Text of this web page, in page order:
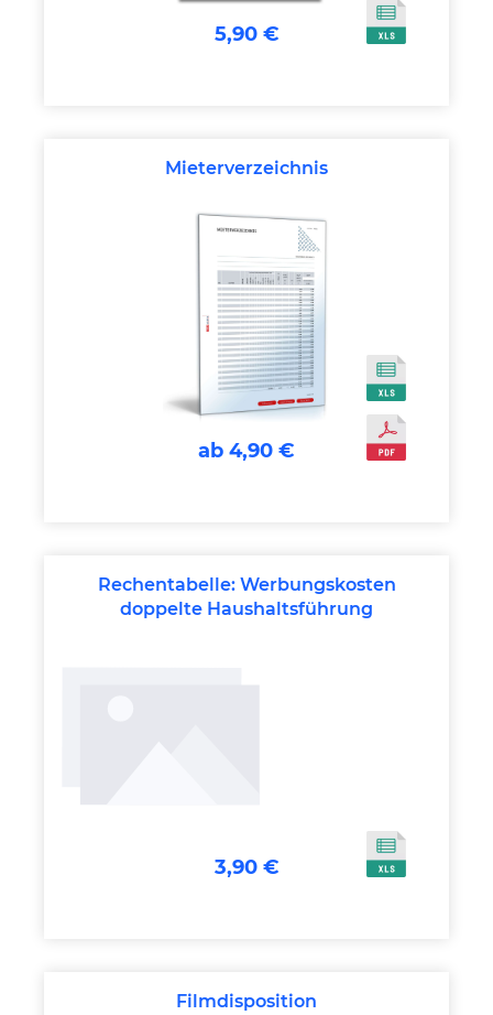
5,90 €
Mieterverzeichnis
ab 4,90 €
Rechentabelle: Werbungskosten
doppelte Haushaltsführung
3,90 €
Filmdisposition